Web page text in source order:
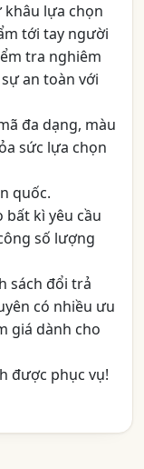
khâu lựa chọn
tới tay người
tra nghiêm
an toàn với
đa dạng, màu
sức lựa chọn
quốc.
bất kì yêu cầu
số lượng
sách đổi trả
có nhiều ưu
giá dành cho
được phục vụ!